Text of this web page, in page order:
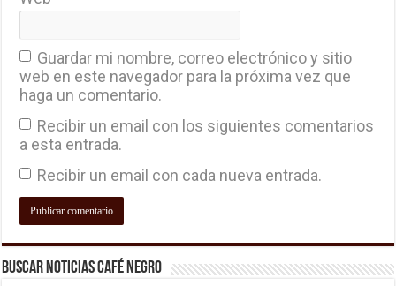
Guardar mi nombre, correo electrónico y sitio
web en este navegador para la próxima vez que
haga un comentario.
Recibir un email con los siguientes comentarios
a esta entrada.
Recibir un email con cada nueva entrada.
Buscar Noticias Café Negro